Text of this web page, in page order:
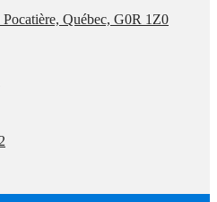
Québec, G0R 1Z0